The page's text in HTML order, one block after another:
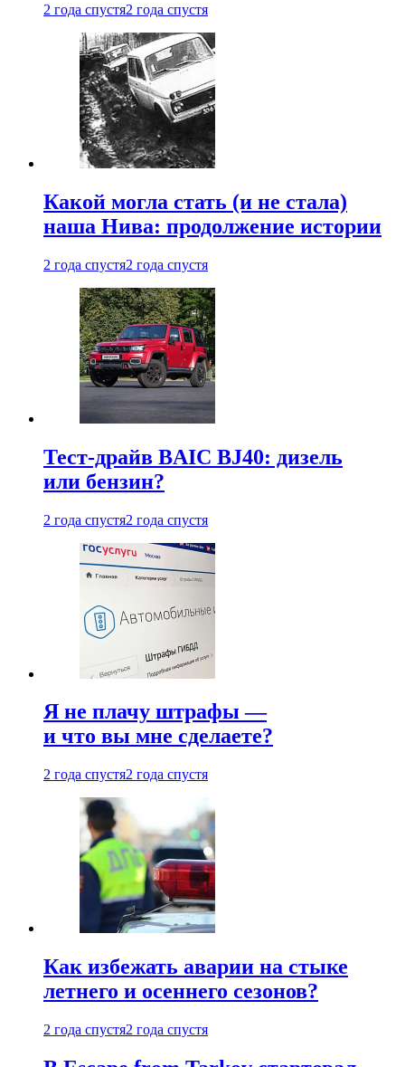
2 года спустя2 года спустя
Какой могла стать (и не стала)
наша Нива: продолжение истории
2 года спустя2 года спустя
Тест-драйв BAIC BJ40: дизель
или бензин?
2 года спустя2 года спустя
Я не плачу штрафы —
и что вы мне сделаете?
2 года спустя2 года спустя
Как избежать аварии на стыке
летнего и осеннего сезонов?
2 года спустя2 года спустя